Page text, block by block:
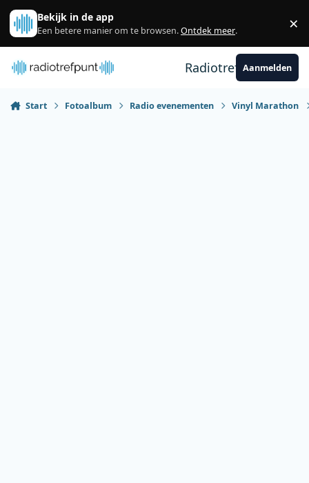
Spring naar bijdragen
Bekijk in de app
Een betere manier om te browsen.Ontdek meer. ×
RadiotrefpuntAanmelden
Start Fotoalbum Radio evenementen Vinyl Marathon